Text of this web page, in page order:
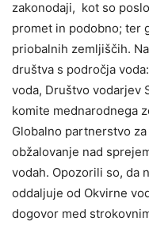
zakonodaji, kot so
promet in podobno; ter
priobalnih zemljiščih.
društva s področja
voda, Društvo vodarjev
komite mednarodnega
Globalno partnerstvo
obžalovanje nad
vodah. Opozorili so, da
oddaljuje od Okvirne
dogovor med